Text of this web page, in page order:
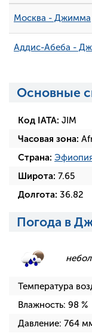
Москва - Джимма
Аддис-Абеба -
Основные
Код IATA: JIM
Часовая зона:
Страна:
Широта: 7.65
Долгота: 36.82
Погода в
Температура
Влажность: 98 %
Давление: 764